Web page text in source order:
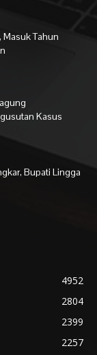
Tahun
Kasus
Bupati Lingga
4952
2804
2399
2257